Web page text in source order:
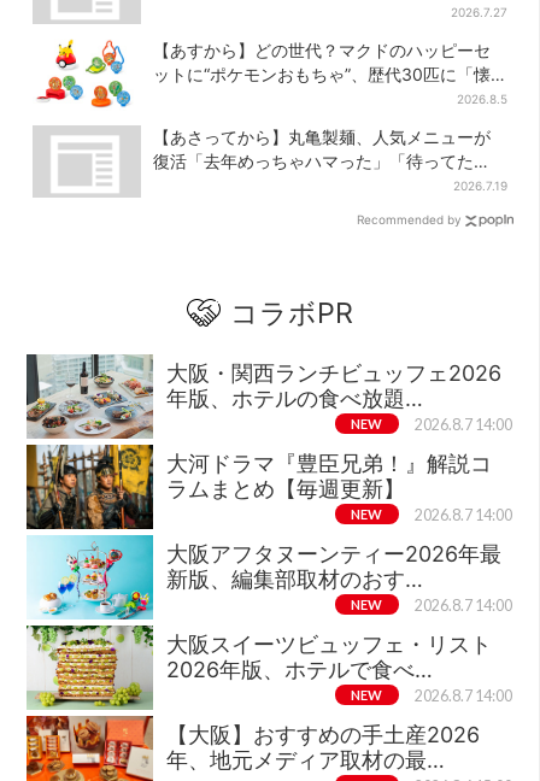
2026.7.27
【あすから】どの世代？マクドのハッピーセ
ットに“ポケモンおもちゃ”、歴代30匹に「懐
2026.8.5
【あさってから】丸亀製麺、人気メニューが
復活「去年めっちゃハマった」「待ってた
2026.7.19
Recommended by
コラボPR
大阪・関西ランチビュッフェ2026
年版、ホテルの食べ放題…
NEW 2026.8.7 14:00
大河ドラマ『豊臣兄弟！』解説コ
ラムまとめ【毎週更新】
NEW 2026.8.7 14:00
大阪アフタヌーンティー2026年最
新版、編集部取材のおす…
NEW 2026.8.7 14:00
大阪スイーツビュッフェ・リスト
2026年版、ホテルで食べ…
NEW 2026.8.7 14:00
【大阪】おすすめの手土産2026
年、地元メディア取材の最…